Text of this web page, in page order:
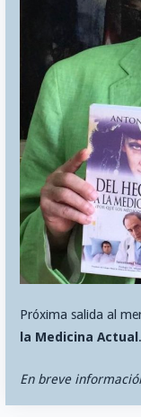
Próxima salida al
la Medicina Actual .
En breve